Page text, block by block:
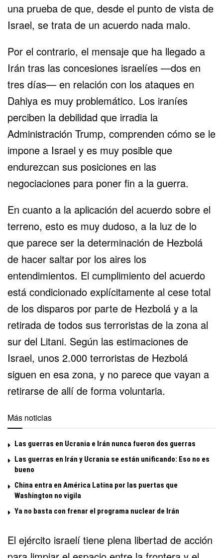
una prueba de que, desde el punto de vista de
Israel, se trata de un acuerdo nada malo.
Por el contrario, el mensaje que ha llegado a
Irán tras las concesiones israelíes —dos en
tres días— en relación con los ataques en
Dahiya es muy problemático. Los iraníes
perciben la debilidad que irradia la
Administración Trump, comprenden cómo se le
impone a Israel y es muy posible que
endurezcan sus posiciones en las
negociaciones para poner fin a la guerra.
En cuanto a la aplicación del acuerdo sobre el
terreno, esto es muy dudoso, a la luz de lo
que parece ser la determinación de Hezbolá
de hacer saltar por los aires los
entendimientos. El cumplimiento del acuerdo
está condicionado explícitamente al cese total
de los disparos por parte de Hezbolá y a la
retirada de todos sus terroristas de la zona al
sur del Litani. Según las estimaciones de
Israel, unos 2.000 terroristas de Hezbolá
siguen en esa zona, y no parece que vayan a
retirarse de allí de forma voluntaria.
Más noticias
Las guerras en Ucrania e Irán nunca fueron dos guerras
Las guerras en Irán y Ucrania se están unificando: Eso no es
bueno
China entra en América Latina por las puertas que
Washington no vigila
Ya no basta con frenar el programa nuclear de Irán
El ejército israelí tiene plena libertad de acción